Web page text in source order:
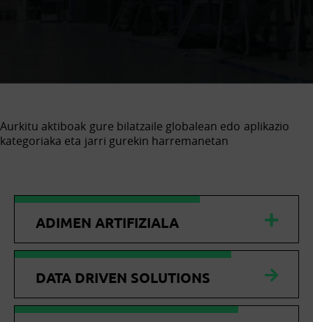
Aurkitu aktiboak gure bilatzaile globalean edo aplikazio
kategoriaka eta jarri gurekin harremanetan
ADIMEN ARTIFIZIALA
DATA DRIVEN SOLUTIONS